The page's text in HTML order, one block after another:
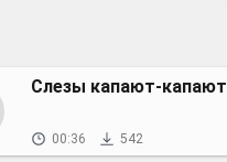
Слезы капают-капают
00:36 542